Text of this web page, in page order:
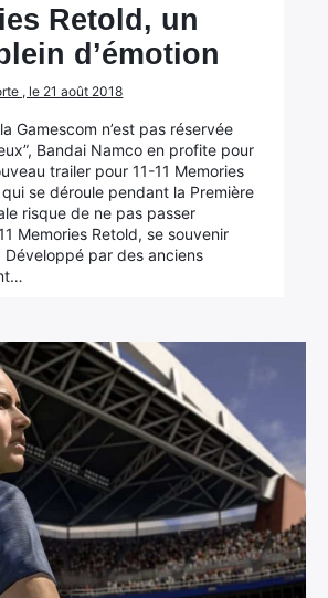
Retold, un
d’émotion
, le 21 août 2018
Gamescom n’est pas réservée
Bandai Namco en profite pour
trailer pour 11-11 Memories
se déroule pendant la Première
risque de ne pas passer
Memories Retold, se souvenir
Développé par des anciens